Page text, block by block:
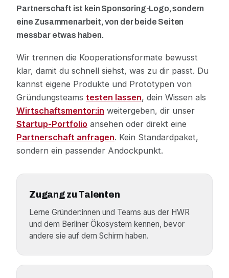
Partnerschaft ist kein Sponsoring-Logo, sondern
eine Zusammenarbeit, von der beide Seiten
messbar etwas haben.
Wir trennen die Kooperationsformate bewusst
klar, damit du schnell siehst, was zu dir passt. Du
kannst eigene Produkte und Prototypen von
Gründungsteams testen lassen, dein Wissen als
Wirtschaftsmentor:in weitergeben, dir unser
Startup-Portfolio ansehen oder direkt eine
Partnerschaft anfragen. Kein Standardpaket,
sondern ein passender Andockpunkt.
Zugang zu Talenten
Lerne Gründer:innen und Teams aus der HWR
und dem Berliner Ökosystem kennen, bevor
andere sie auf dem Schirm haben.